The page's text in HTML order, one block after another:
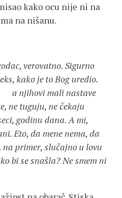
kako ocu nije ni na
na nišanu.
verovatno. Sigurno
kako je to Bog uredio.
a njihovi mali nastave
ne tuguju, ne čekaju
godinu dana. A mi,
Eto, da mene nema, da
na primer, slučajno u lovu
bi se snašla? Ne smem ni